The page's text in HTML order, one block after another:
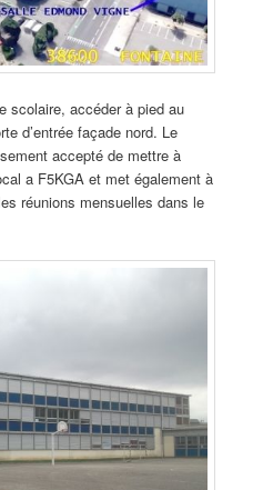
scolaire, accéder à pied au
d’entrée façade nord. Le
accepté de mettre à
a F5KGA et met également à
réunions mensuelles dans le